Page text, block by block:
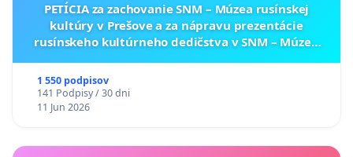
PETÍCIA za zachovanie SNM – Múzea rusínskej
kultúry v Prešove a za nápravu prezentácie
rusínskeho kultúrneho dedičstva v SNM – Múzeu
1 550 podpisov
141 Podpisy / 30 dni
11 Jun 2026